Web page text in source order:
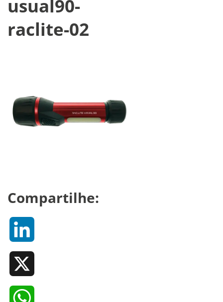
usual90-
raclite-02
Compartilhe: